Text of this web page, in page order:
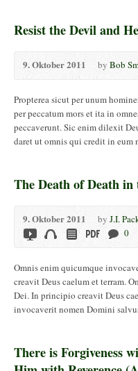
Resist the Devil and
9. Oktober 2011 byBob
Propterea sicut per unum
per peccatum mors et ita in
peccaverunt. Sic enim dilexit
daret ut omnis qui credit in eum
The Death of Death
9. Oktober 2011 byJ.I.
0
Omnis enim quicumque
creavit Deus caelum et terram.
Dei. In principio creavit Deus
invocaverit nomen Domini
There is Forgiveness